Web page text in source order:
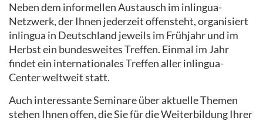
Neben dem informellen Austausch im inlingua-
Netzwerk, der Ihnen jederzeit offensteht, organisiert
inlingua in Deutschland jeweils im Frühjahr und im
Herbst ein bundesweites Treffen. Einmal im Jahr
findet ein internationales Treffen aller inlingua-
Center weltweit statt.
Auch interessante Seminare über aktuelle Themen
stehen Ihnen offen, die Sie für die Weiterbildung Ihrer